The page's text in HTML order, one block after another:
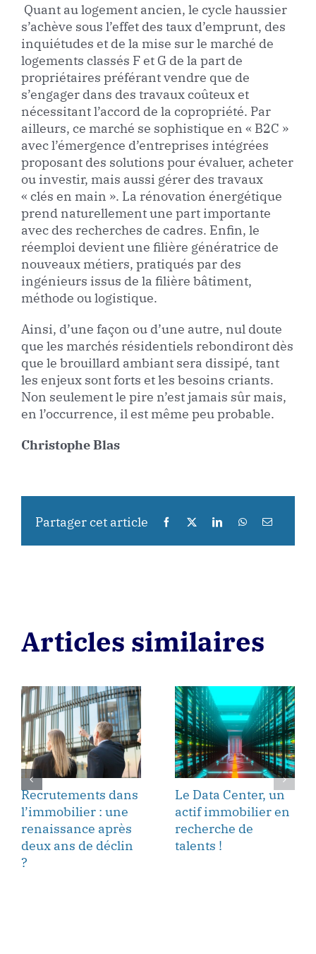
Quant au logement ancien, le cycle haussier
s’achève sous l’effet des taux d’emprunt, des
inquiétudes et de la mise sur le marché de
logements classés F et G de la part de
propriétaires préférant vendre que de
s’engager dans des travaux coûteux et
nécessitant l’accord de la copropriété. Par
ailleurs, ce marché se sophistique en « B2C »
avec l’émergence d’entreprises intégrées
proposant des solutions pour évaluer, acheter
ou investir, mais aussi gérer des travaux
« clés en main ». La rénovation énergétique
prend naturellement une part importante
avec des recherches de cadres. Enfin, le
réemploi devient une filière génératrice de
nouveaux métiers, pratiqués par des
ingénieurs issus de la filière bâtiment,
méthode ou logistique.
Ainsi, d’une façon ou d’une autre, nul doute
que les marchés résidentiels rebondiront dès
que le brouillard ambiant sera dissipé, tant
les enjeux sont forts et les besoins criants.
Non seulement le pire n’est jamais sûr mais,
en l’occurrence, il est même peu probable.
Christophe Blas
Partager cet article
Articles similaires
Recrutements dans
l’immobilier : une
renaissance après
deux ans de déclin
?
Le Data Center, un
actif immobilier en
recherche de
talents !